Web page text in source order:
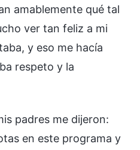
amablemente qué tal
ver tan feliz a mi
y eso me hacía
respeto y la
padres me dijeron:
en este programa y